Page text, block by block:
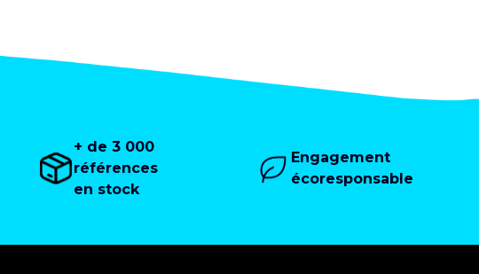
+ de 3 000
références
en stock
Engagement
écoresponsable